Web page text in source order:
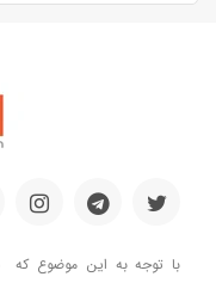
با توجه به این موضوع